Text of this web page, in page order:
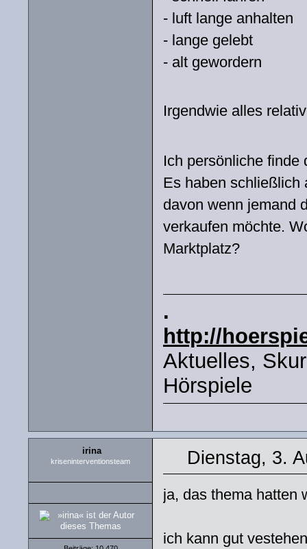
- luft lange anhalten
- lange gelebt
- alt gewordern
Irgendwie alles
Ich persönliche finde
Es haben schließlich
davon wenn jemand
verkaufen möchte.
Marktplatz?
.
http://
Aktuelles,
Hörspiele
irina
kriseninterventionsteam Dienstag, 3.
ja, das thema
ich kann gut